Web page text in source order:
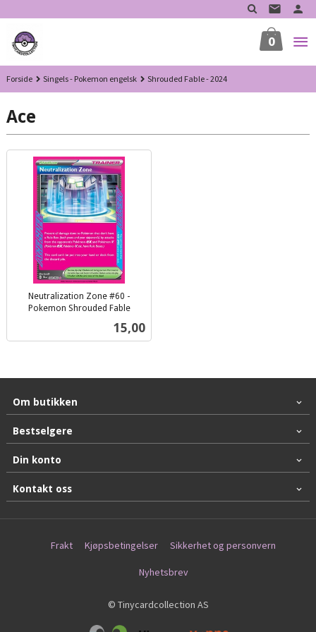
til
innholdet
0
Forside Singels - Pokemon engelsk Shrouded Fable - 2024
Ace
Neutralization Zone #60 -
Pokemon Shrouded Fable
Pris
15,00
Om butikken
Bestselgere
Din konto
Kontakt oss
Frakt Kjøpsbetingelser Sikkerhet og personvern
Nyhetsbrev
© Tinycardcollection AS